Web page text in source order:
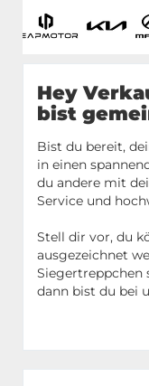
Hey
bist
Bist du bereit,
in einen
du andere mit
Service und
Stell dir vor, du
ausgezeichnet
Siegertreppchen
dann bist du bei